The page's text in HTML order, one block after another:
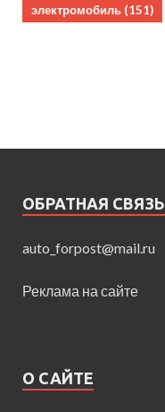
электромобиль (151)
ОБРАТНАЯ СВЯЗЬ
auto_forpost@mail.ru
Реклама на сайте
О САЙТЕ